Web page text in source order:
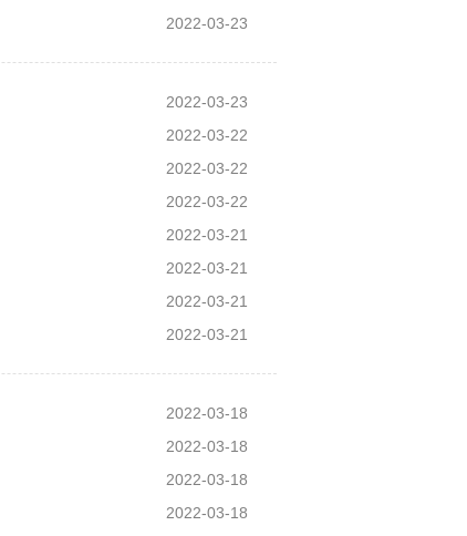
2022-03-23
2022-03-23
2022-03-22
2022-03-22
2022-03-22
2022-03-21
2022-03-21
2022-03-21
2022-03-21
2022-03-18
2022-03-18
2022-03-18
2022-03-18